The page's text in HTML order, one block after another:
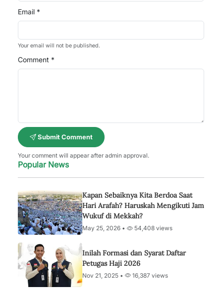
Email *
Your email will not be published.
Comment *
Submit Comment
Your comment will appear after admin approval.
Popular News
Kapan Sebaiknya Kita Berdoa Saat
Hari Arafah? Haruskah Mengikuti Jam
Wukuf di Mekkah?
May 25, 2026 • 54,408 views
Inilah Formasi dan Syarat Daftar
Petugas Haji 2026
Nov 21, 2025 • 16,387 views